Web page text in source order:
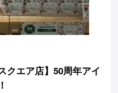
クエア店】50周年アイ